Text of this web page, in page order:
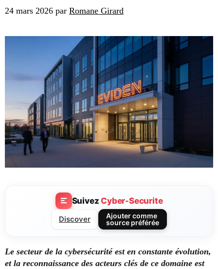
24 mars 2026 par Romane Girard
SuivezCyber-Securite
Discover
Ajouter comme
source préférée
Le secteur de la cybersécurité est en constante évolution,
et la reconnaissance des acteurs clés de ce domaine est